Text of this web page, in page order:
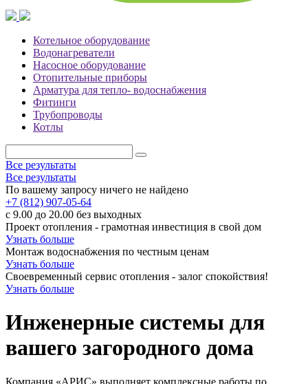
Котельное оборудование
Водонагреватели
Насосное оборудование
Отопительные приборы
Арматура для тепло- водоснабжения
Фитинги
Трубопроводы
Котлы
Все результаты
Все результаты
По вашему запросу ничего не найдено
+7 (812) 907-05-64
с 9.00 до 20.00 без выходных
Проект отопления - грамотная инвестиция в свой дом
Узнать больше
Монтаж водоснабжения по честным ценам
Узнать больше
Своевременный сервис отопления - залог спокойствия!
Узнать больше
Инженерные системы для
вашего загородного дома
Компания «АРИС» выполняет комплексные работы по